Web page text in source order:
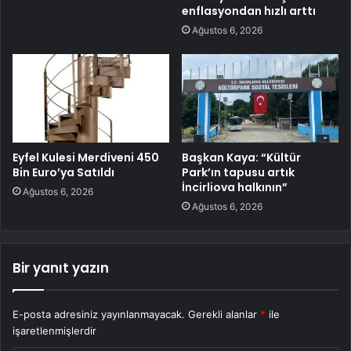
enflasyondan hızlı arttı
Ağustos 6, 2026
Eyfel Kulesi Merdiveni 450
Bin Euro’ya Satıldı
Ağustos 6, 2026
Başkan Kaya: “Kültür
Park’ın tapusu artık
İncirliova halkının”
Ağustos 6, 2026
Bir yanıt yazın
E-posta adresiniz yayınlanmayacak. Gerekli alanlar * ile
işaretlenmişlerdir